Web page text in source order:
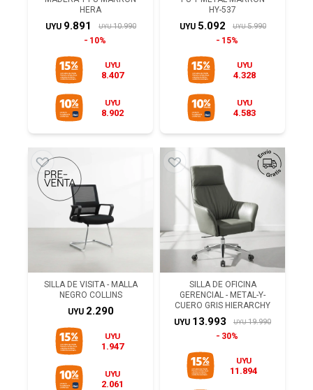
HERA
UYU 9.891 UYU 10.990
10%
UYU
8.407
UYU
8.902
HY-537
UYU 5.092 UYU 5.990
15%
UYU
4.328
UYU
4.583
SILLA DE VISITA - MALLA
NEGRO COLLINS
UYU 2.290
UYU
1.947
UYU
2.061
SILLA DE OFICINA
GERENCIAL - METAL-Y-
CUERO GRIS HIERARCHY
UYU 13.993 UYU 19.990
30%
UYU
11.894